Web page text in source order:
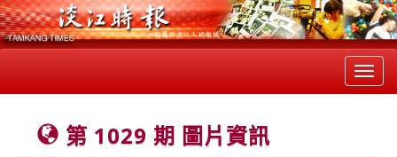
第 1029 期 圖片資訊